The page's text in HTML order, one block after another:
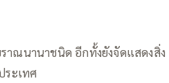
าณนานาชนิด อีกทั้งยังจัดแสดงสิ่ง
ะเทศ